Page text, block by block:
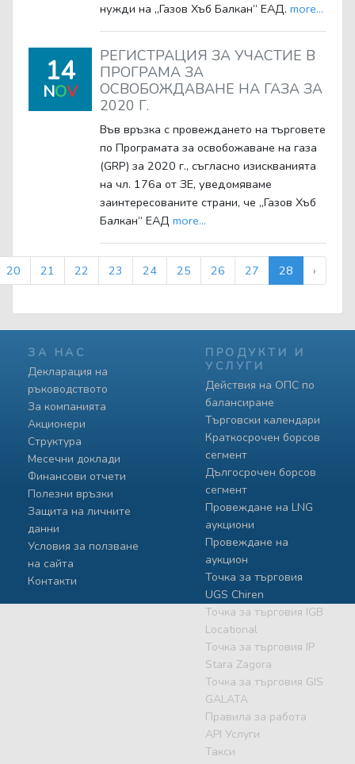
нужди на „Газов Хъб Балкан“ ЕАД. more...
14
NOV
РЕГИСТРАЦИЯ ЗА УЧАСТИЕ В
ПРОГРАМА ЗА
ОСВОБОЖДАВАНЕ НА ГАЗА ЗА
2020 Г.
Във връзка с провеждането на търговете
по Програмата за освобожаване на газа
(GRP) за 2020 г., съгласно изискванията
на чл. 176а от ЗЕ, уведомяваме
заинтересованите страни, че „Газов Хъб
Балкан“ ЕАД more...
20 21 22 23 24 25 26 27 28 ›
ЗА НАС
Декларация на
ръководството
За компанията
Акционери
Структура
Месечни доклади
Финансови отчети
Полезни връзки
Защита на личните
данни
Условия за ползване
на сайта
Контакти
ПРОДУКТИ И
УСЛУГИ
Действия на ОПС по
балансиране
Търговски календари
Краткосрочен борсов
сегмент
Дългосрочен борсов
сегмент
Провеждане на LNG
аукциони
Провеждане на
аукцион
Точка за търговия
UGS Chiren
Точка за търговия IGB
Locational
Точка за търговия IP
Stara Zagora
Точка за търговия GIS
GALATA
Правила за работа
API Услуги
Такси